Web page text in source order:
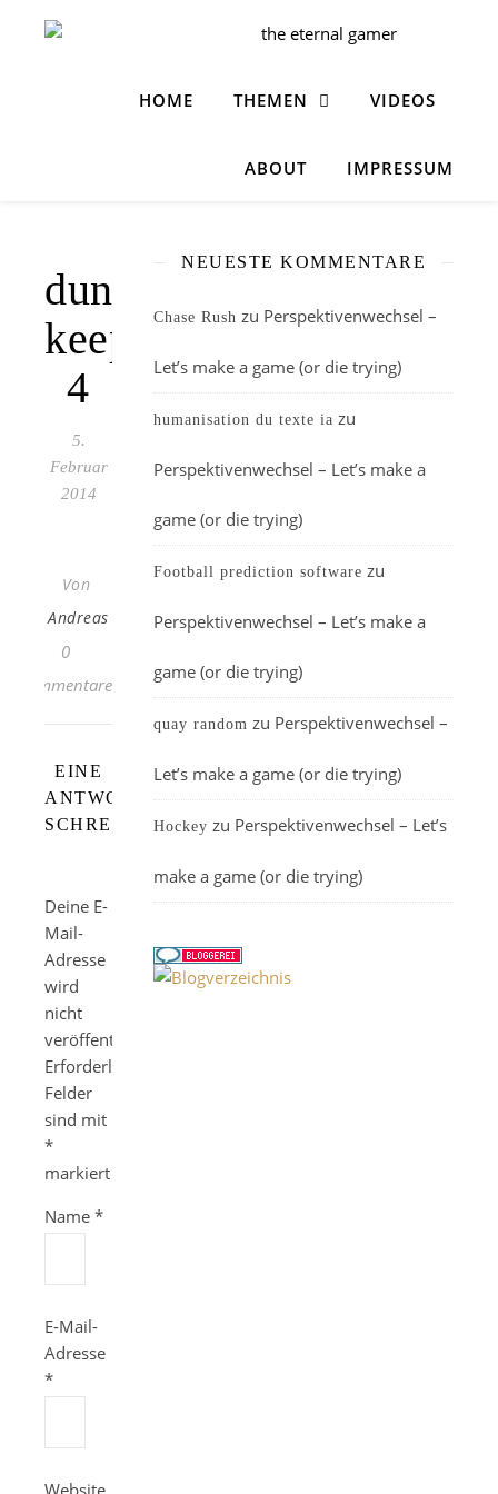
HOME THEMEN VIDEOS
ABOUT IMPRESSUM
dungeon
keeper
4
5.
Februar
2014
Von
Andreas
0
Kommentare
EINE
ANTWORT
SCHREIBEN
Deine E-
Mail-
Adresse
wird
nicht
veröffentlicht.
Erforderliche
Felder
sind mit
*
markiert
Name *
E-Mail-
Adresse
*
Website
NEUESTE KOMMENTARE
Chase Rush zu Perspektivenwechsel –
Let’s make a game (or die trying)
humanisation du texte ia zu
Perspektivenwechsel – Let’s make a
game (or die trying)
Football prediction software zu
Perspektivenwechsel – Let’s make a
game (or die trying)
quay random zu Perspektivenwechsel –
Let’s make a game (or die trying)
Hockey zu Perspektivenwechsel – Let’s
make a game (or die trying)